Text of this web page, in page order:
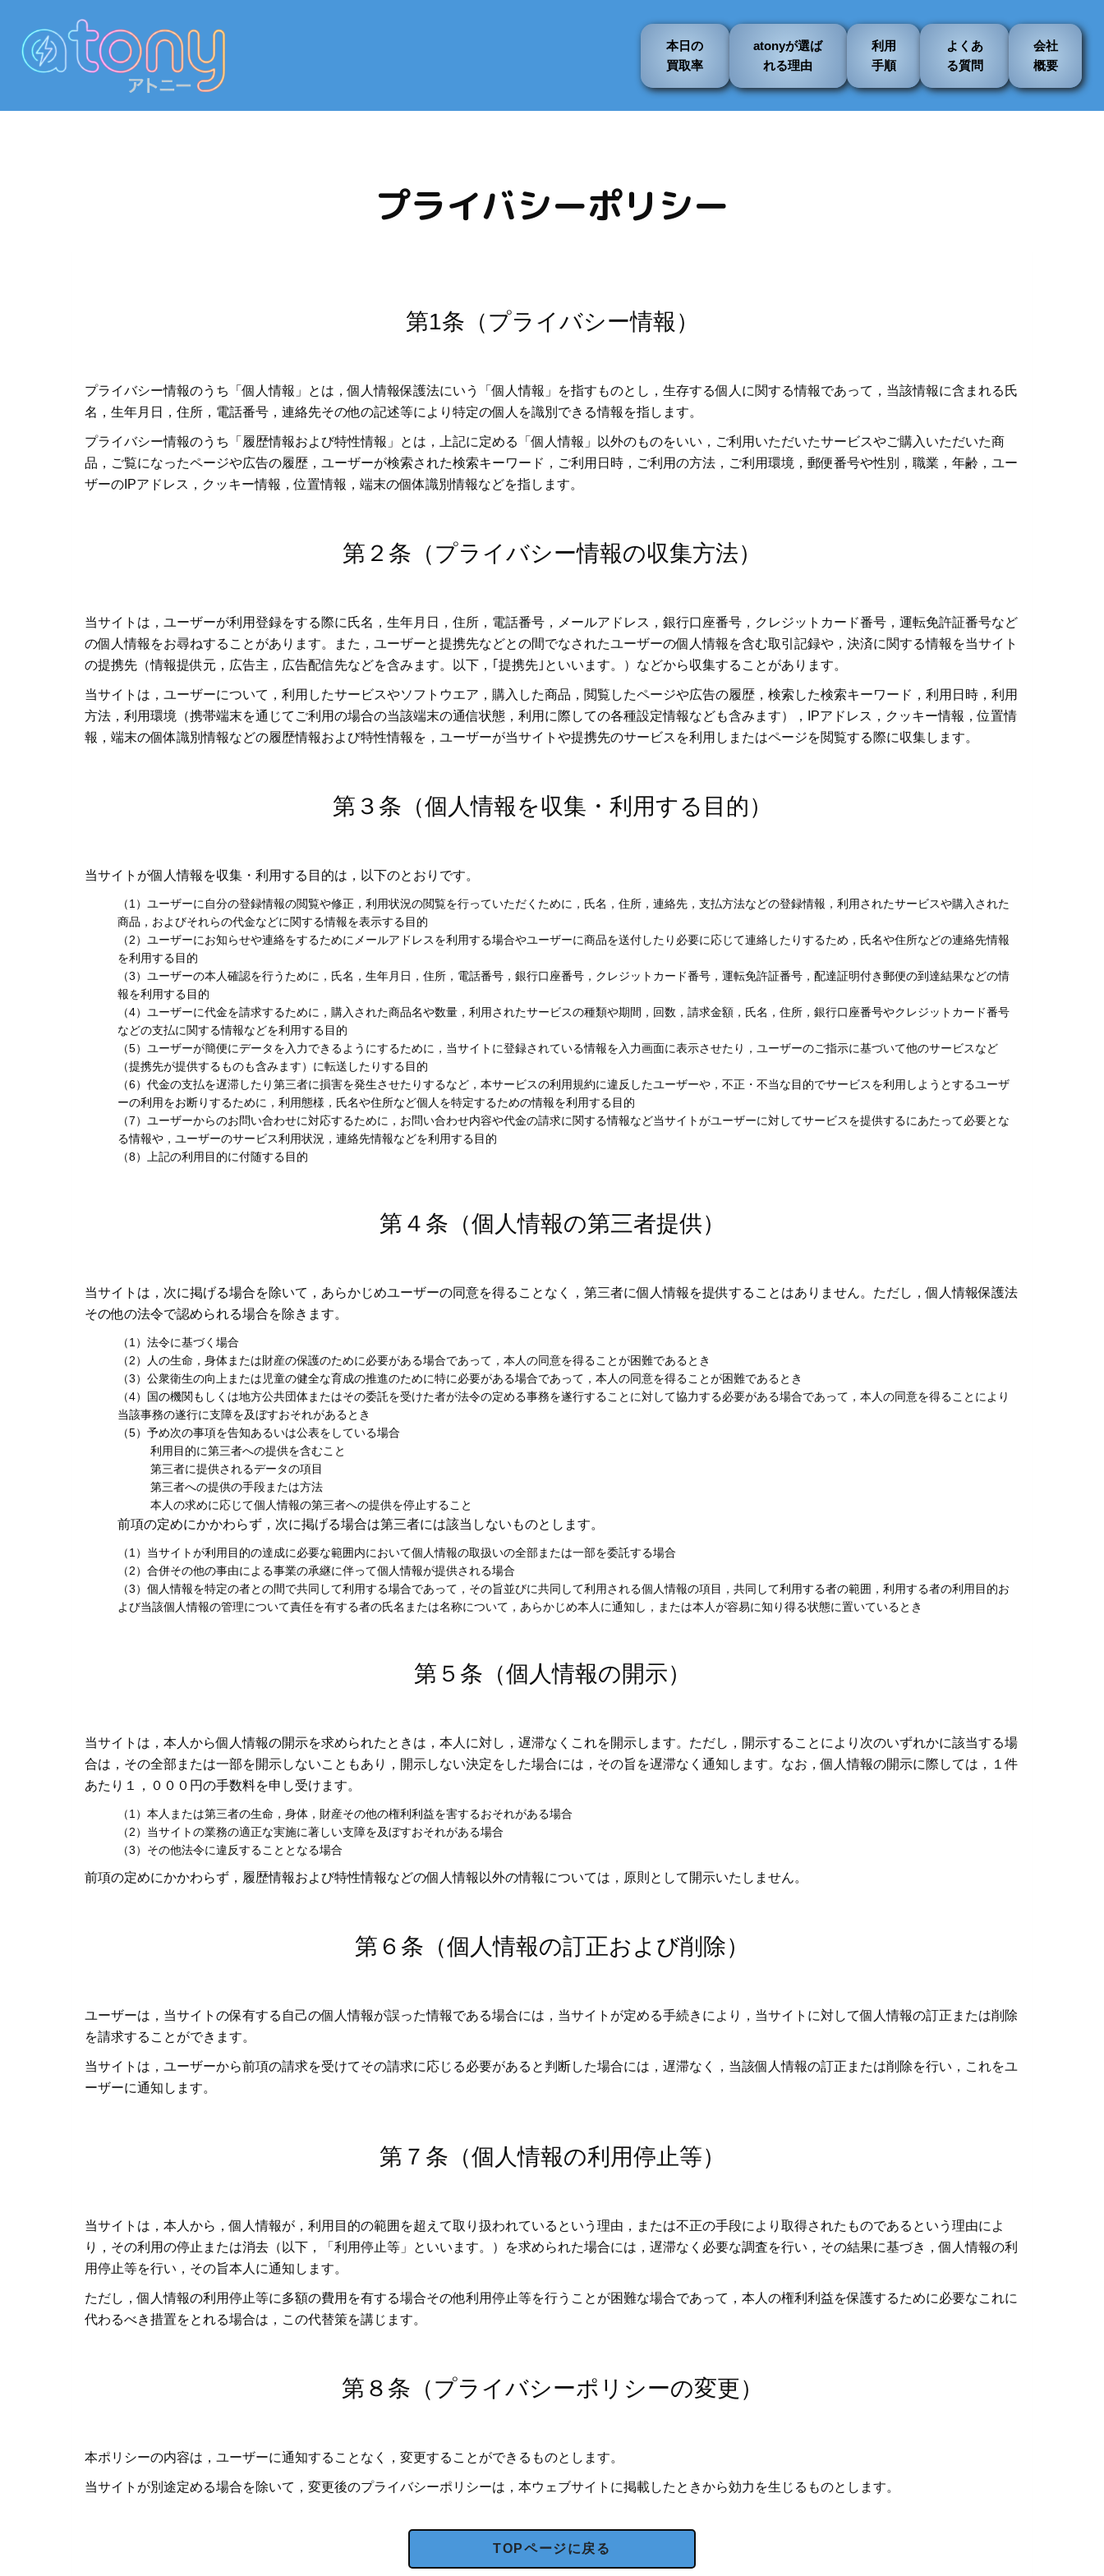
本日の
買取率
atonyが選ば
れる理由
利用
手順
よくあ
る質問
会社
概要
プライバシーポリシー
第1条（プライバシー情報）
プライバシー情報のうち「個人情報」とは，個人情報保護法にいう「個人情報」を指すものとし，生存する個人に関する情報であって，当該情報に含まれる氏
名，生年月日，住所，電話番号，連絡先その他の記述等により特定の個人を識別できる情報を指します。
プライバシー情報のうち「履歴情報および特性情報」とは，上記に定める「個人情報」以外のものをいい，ご利用いただいたサービスやご購入いただいた商
品，ご覧になったページや広告の履歴，ユーザーが検索された検索キーワード，ご利用日時，ご利用の方法，ご利用環境，郵便番号や性別，職業，年齢，ユー
ザーのIPアドレス，クッキー情報，位置情報，端末の個体識別情報などを指します。
第２条（プライバシー情報の収集方法）
当サイトは，ユーザーが利用登録をする際に氏名，生年月日，住所，電話番号，メールアドレス，銀行口座番号，クレジットカード番号，運転免許証番号など
の個人情報をお尋ねすることがあります。また，ユーザーと提携先などとの間でなされたユーザーの個人情報を含む取引記録や，決済に関する情報を当サイト
の提携先（情報提供元，広告主，広告配信先などを含みます。以下，｢提携先｣といいます。）などから収集することがあります。
当サイトは，ユーザーについて，利用したサービスやソフトウエア，購入した商品，閲覧したページや広告の履歴，検索した検索キーワード，利用日時，利用
方法，利用環境（携帯端末を通じてご利用の場合の当該端末の通信状態，利用に際しての各種設定情報なども含みます），IPアドレス，クッキー情報，位置情
報，端末の個体識別情報などの履歴情報および特性情報を，ユーザーが当サイトや提携先のサービスを利用しまたはページを閲覧する際に収集します。
第３条（個人情報を収集・利用する目的）
当サイトが個人情報を収集・利用する目的は，以下のとおりです。
（1）ユーザーに自分の登録情報の閲覧や修正，利用状況の閲覧を行っていただくために，氏名，住所，連絡先，支払方法などの登録情報，利用されたサービスや購入された
商品，およびそれらの代金などに関する情報を表示する目的
（2）ユーザーにお知らせや連絡をするためにメールアドレスを利用する場合やユーザーに商品を送付したり必要に応じて連絡したりするため，氏名や住所などの連絡先情報
を利用する目的
（3）ユーザーの本人確認を行うために，氏名，生年月日，住所，電話番号，銀行口座番号，クレジットカード番号，運転免許証番号，配達証明付き郵便の到達結果などの情
報を利用する目的
（4）ユーザーに代金を請求するために，購入された商品名や数量，利用されたサービスの種類や期間，回数，請求金額，氏名，住所，銀行口座番号やクレジットカード番号
などの支払に関する情報などを利用する目的
（5）ユーザーが簡便にデータを入力できるようにするために，当サイトに登録されている情報を入力画面に表示させたり，ユーザーのご指示に基づいて他のサービスなど
（提携先が提供するものも含みます）に転送したりする目的
（6）代金の支払を遅滞したり第三者に損害を発生させたりするなど，本サービスの利用規約に違反したユーザーや，不正・不当な目的でサービスを利用しようとするユーザ
ーの利用をお断りするために，利用態様，氏名や住所など個人を特定するための情報を利用する目的
（7）ユーザーからのお問い合わせに対応するために，お問い合わせ内容や代金の請求に関する情報など当サイトがユーザーに対してサービスを提供するにあたって必要とな
る情報や，ユーザーのサービス利用状況，連絡先情報などを利用する目的
（8）上記の利用目的に付随する目的
第４条（個人情報の第三者提供）
当サイトは，次に掲げる場合を除いて，あらかじめユーザーの同意を得ることなく，第三者に個人情報を提供することはありません。ただし，個人情報保護法
その他の法令で認められる場合を除きます。
（1）法令に基づく場合
（2）人の生命，身体または財産の保護のために必要がある場合であって，本人の同意を得ることが困難であるとき
（3）公衆衛生の向上または児童の健全な育成の推進のために特に必要がある場合であって，本人の同意を得ることが困難であるとき
（4）国の機関もしくは地方公共団体またはその委託を受けた者が法令の定める事務を遂行することに対して協力する必要がある場合であって，本人の同意を得ることにより
当該事務の遂行に支障を及ぼすおそれがあるとき
（5）予め次の事項を告知あるいは公表をしている場合
利用目的に第三者への提供を含むこと
第三者に提供されるデータの項目
第三者への提供の手段または方法
本人の求めに応じて個人情報の第三者への提供を停止すること
前項の定めにかかわらず，次に掲げる場合は第三者には該当しないものとします。
（1）当サイトが利用目的の達成に必要な範囲内において個人情報の取扱いの全部または一部を委託する場合
（2）合併その他の事由による事業の承継に伴って個人情報が提供される場合
（3）個人情報を特定の者との間で共同して利用する場合であって，その旨並びに共同して利用される個人情報の項目，共同して利用する者の範囲，利用する者の利用目的お
よび当該個人情報の管理について責任を有する者の氏名または名称について，あらかじめ本人に通知し，または本人が容易に知り得る状態に置いているとき
第５条（個人情報の開示）
当サイトは，本人から個人情報の開示を求められたときは，本人に対し，遅滞なくこれを開示します。ただし，開示することにより次のいずれかに該当する場
合は，その全部または一部を開示しないこともあり，開示しない決定をした場合には，その旨を遅滞なく通知します。なお，個人情報の開示に際しては，１件
あたり１，０００円の手数料を申し受けます。
（1）本人または第三者の生命，身体，財産その他の権利利益を害するおそれがある場合
（2）当サイトの業務の適正な実施に著しい支障を及ぼすおそれがある場合
（3）その他法令に違反することとなる場合
前項の定めにかかわらず，履歴情報および特性情報などの個人情報以外の情報については，原則として開示いたしません。
第６条（個人情報の訂正および削除）
ユーザーは，当サイトの保有する自己の個人情報が誤った情報である場合には，当サイトが定める手続きにより，当サイトに対して個人情報の訂正または削除
を請求することができます。
当サイトは，ユーザーから前項の請求を受けてその請求に応じる必要があると判断した場合には，遅滞なく，当該個人情報の訂正または削除を行い，これをユ
ーザーに通知します。
第７条（個人情報の利用停止等）
当サイトは，本人から，個人情報が，利用目的の範囲を超えて取り扱われているという理由，または不正の手段により取得されたものであるという理由によ
り，その利用の停止または消去（以下，「利用停止等」といいます。）を求められた場合には，遅滞なく必要な調査を行い，その結果に基づき，個人情報の利
用停止等を行い，その旨本人に通知します。
ただし，個人情報の利用停止等に多額の費用を有する場合その他利用停止等を行うことが困難な場合であって，本人の権利利益を保護するために必要なこれに
代わるべき措置をとれる場合は，この代替策を講じます。
第８条（プライバシーポリシーの変更）
本ポリシーの内容は，ユーザーに通知することなく，変更することができるものとします。
当サイトが別途定める場合を除いて，変更後のプライバシーポリシーは，本ウェブサイトに掲載したときから効力を生じるものとします。
TOPページに戻る